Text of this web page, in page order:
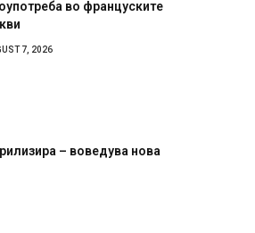
во француските
7, 2026
– воведува нова